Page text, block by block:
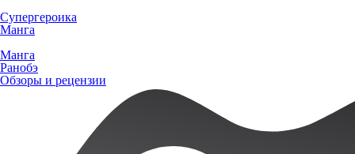
Супергероика
Манга
Манга
Ранобэ
Обзоры и рецензии